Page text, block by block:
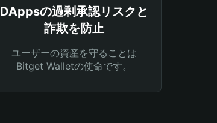
DAppsの過剰承認リスクと
詐欺を防止
ユーザーの資産を守ることは
Bitget Walletの使命です。